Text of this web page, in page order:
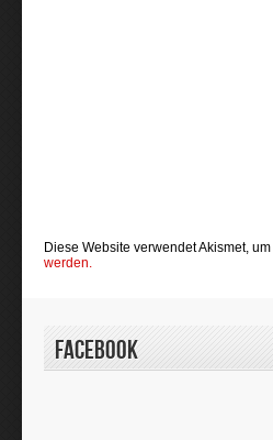
Diese Website verwendet Akismet,
werden.
Facebook